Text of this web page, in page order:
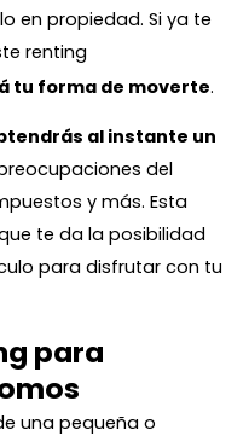
en propiedad. Si ya te
renting
tu forma de moverte.
al instante un
del
y más. Esta
te da la posibilidad
para disfrutar con tu
para
una pequeña o